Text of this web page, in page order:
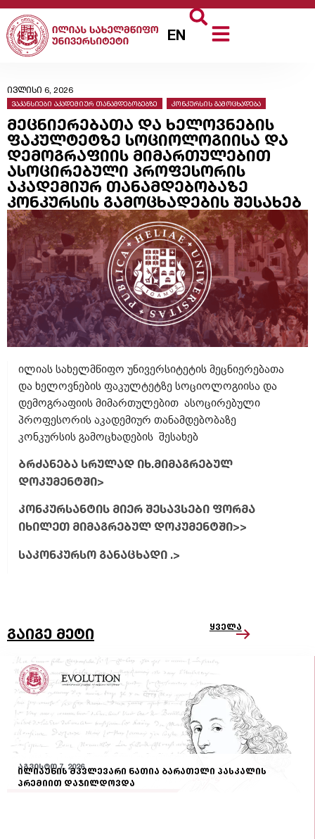
EN
ივლისი 6, 2026
ვაკანსიები აკადემიურ თანამდებობებზე კონკურსის გამოცხადება
მეცნიერებათა და ხელოვნების
ფაკულტეტზე სოციოლოგიისა და
დემოგრაფიის მიმართულებით
ასოცირებული პროფესორის
აკადემიურ თანამდებობაზე
კონკურსის გამოცხადების შესახებ
ილიას სახელმწიფო უნივერსიტეტის მეცნიერებათა
და ხელოვნების ფაკულტეტზე სოციოლოგიისა და
დემოგრაფიის მიმართულებით ასოცირებული
პროფესორის აკადემიურ თანამდებობაზე
კონკურსის გამოცხადების შესახებ
ბრძანება სრულად იხ.მიმაგრებულ
დოკუმენტში>
კონკურსანტის მიერ შესავსები ფორმა
იხილეთ მიმაგრებულ დოკუმენტში>>
საკონკურსო განაცხადი .>
გაიგე მეტი ყველა
აგვისტო 7, 2026
ილიაუნის მკვლევარი ნათია ბარათელი პასკალის
პრემიით დაჯილდოვდა